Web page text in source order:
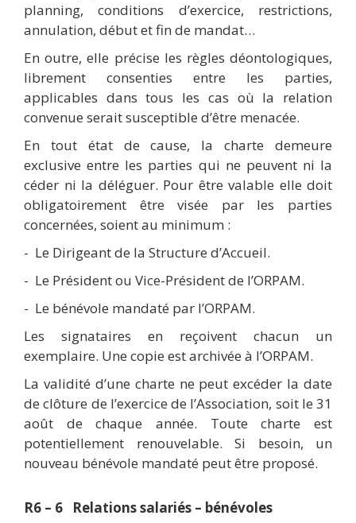
planning, conditions d’exercice, restrictions,
annulation, début et fin de mandat…
En outre, elle précise les règles déontologiques,
librement consenties entre les parties,
applicables dans tous les cas où la relation
convenue serait susceptible d’être menacée.
En tout état de cause, la charte demeure
exclusive entre les parties qui ne peuvent ni la
céder ni la déléguer. Pour être valable elle doit
obligatoirement être visée par les parties
concernées, soient au minimum :
- Le Dirigeant de la Structure d’Accueil.
- Le Président ou Vice-Président de l’ORPAM.
- Le bénévole mandaté par l’ORPAM.
Les signataires en reçoivent chacun un
exemplaire. Une copie est archivée à l’ORPAM.
La validité d’une charte ne peut excéder la date
de clôture de l’exercice de l’Association, soit le 31
août de chaque année. Toute charte est
potentiellement renouvelable. Si besoin, un
nouveau bénévole mandaté peut être proposé.
R6 – 6 Relations salariés – bénévoles